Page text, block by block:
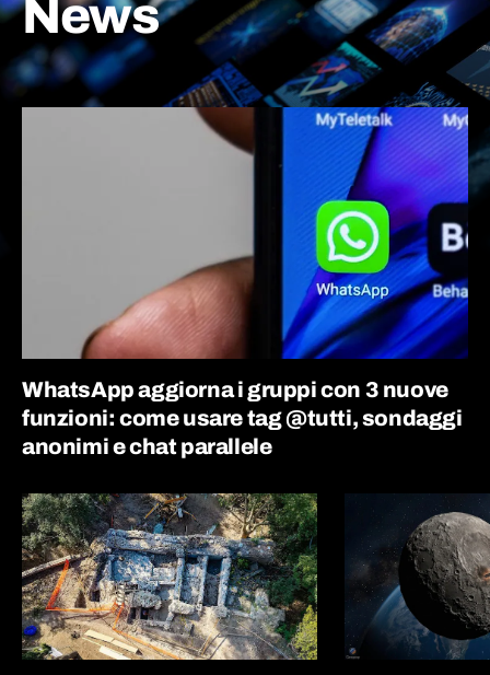
News
WhatsApp aggiorna i gruppi con 3 nuove
funzioni: come usare tag @tutti, sondaggi
anonimi e chat parallele